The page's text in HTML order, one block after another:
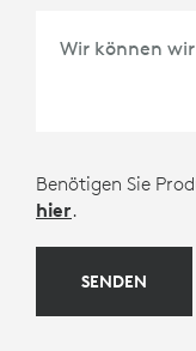
Wir können
Benötigen Sie
hier.
SENDEN